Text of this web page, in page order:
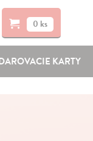
0 ks
KARTY